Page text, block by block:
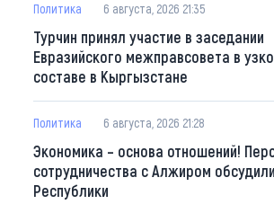
Политика 6 августа, 2026 21:35
Турчин принял участие в заседании
Евразийского межправсовета в
составе в Кыргызстане
Политика 6 августа, 2026 21:28
Экономика – основа отношений!
сотрудничества с Алжиром
Республики